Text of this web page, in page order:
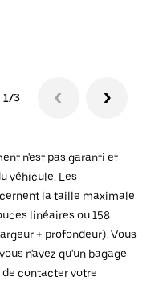
1/3
n'est pas garanti et
véhicule. Les
la taille maximale
linéaires ou 158
+ profondeur). Vous
n'avez qu'un bagage
contacter votre